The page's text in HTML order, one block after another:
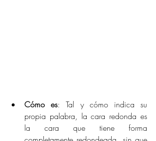
Cómo es: Tal y cómo indica su
propia palabra, la cara redonda es
la cara que tiene forma